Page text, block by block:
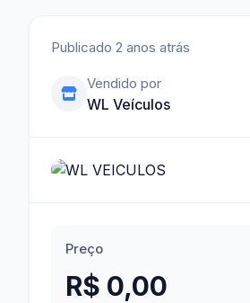
Publicado 2 anos atrás
Vendido por
WL Veículos
Preço
R$ 0,00